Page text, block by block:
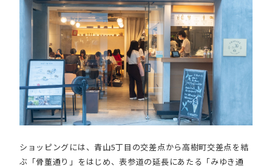
ショッピングには、青山5丁目の交差点から高樹町交差点を結
ぶ「骨董通り」をはじめ、表参道の延長にあたる「みゆき通